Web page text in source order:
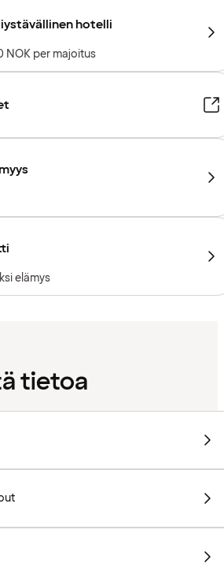
hotelli
NOK per majoitus
elämys
tietoa